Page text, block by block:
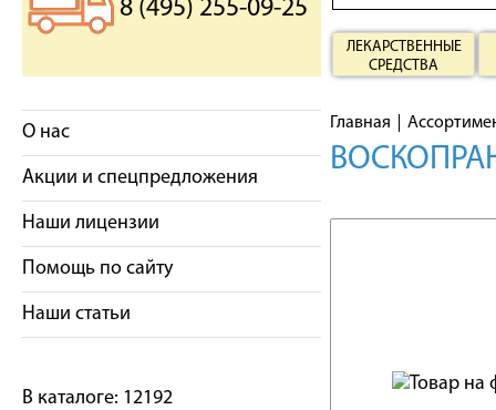
8 (495) 255-09-25
ЛЕКАРСТВЕННЫЕ
СРЕДСТВА
О нас
Акции и спецпредложения
Наши лицензии
Помощь по сайту
Наши статьи
В каталоге: 12192
Главная